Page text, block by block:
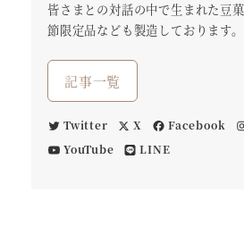
皆さまとの対話の中で生まれた豆
節限定品なども製造しております。
記事一覧
Twitter X Facebook
YouTube
LINE